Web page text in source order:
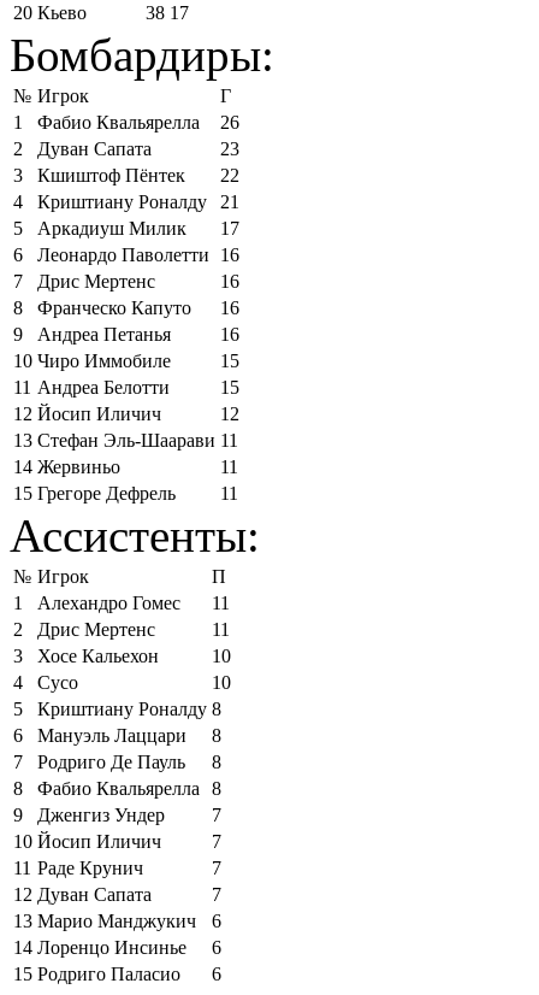
20 Кьево 38 17
Бомбардиры:
№ Игрок
Г
1
Фабио Квальярелла
26
2
Дуван Сапата
23
3
Кшиштоф Пёнтек
22
4
Криштиану Роналду
21
5
Аркадиуш Милик
17
6
Леонардо Паволетти
16
7
Дрис Мертенс
16
8
Франческо Капуто
16
9
Андреа Петанья
16
10 Чиро Иммобиле
15
11 Андреа Белотти
15
12 Йосип Иличич
12
13 Стефан Эль-Шаарави 11
14 Жервиньо
11
15 Грегоре Дефрель 11
Ассистенты:
№ Игрок
П
1
Алехандро Гомес
11
2
Дрис Мертенс
11
3
Хосе Кальехон
10
4
Сусо
10
5
Криштиану Роналду 8
6
Мануэль Лаццари
8
7
Родриго Де Пауль
8
8
Фабио Квальярелла
8
9
Дженгиз Ундер
7
10 Йосип Иличич
7
11 Раде Крунич
7
12 Дуван Сапата
7
13 Марио Манджукич
6
14 Лоренцо Инсинье
6
15 Родриго Паласио 6